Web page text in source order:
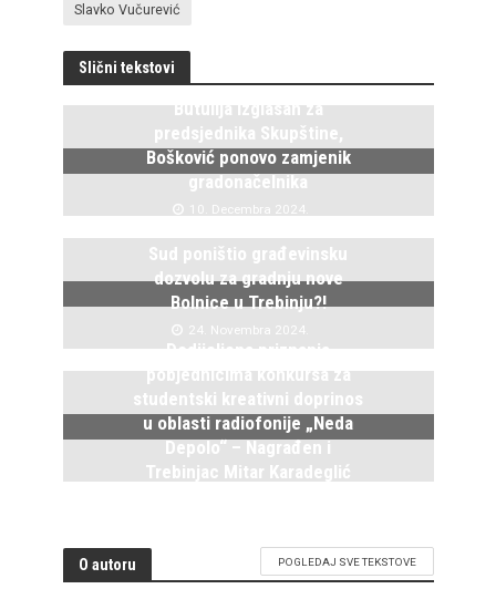
Slavko Vučurević
Slični tekstovi
Butulija izglasan za
predsjednika Skupštine,
Bošković ponovo zamjenik
gradonačelnika
10. Decembra 2024.
Sud poništio građevinsku
dozvolu za gradnju nove
Bolnice u Trebinju?!
24. Novembra 2024.
Dodijeljena priznanja
pobjednicima konkursa za
studentski kreativni doprinos
u oblasti radiofonije „Neda
Depolo“ – Nagrađen i
Trebinjac Mitar Karadeglić
O autoru POGLEDAJ SVE TEKSTOVE